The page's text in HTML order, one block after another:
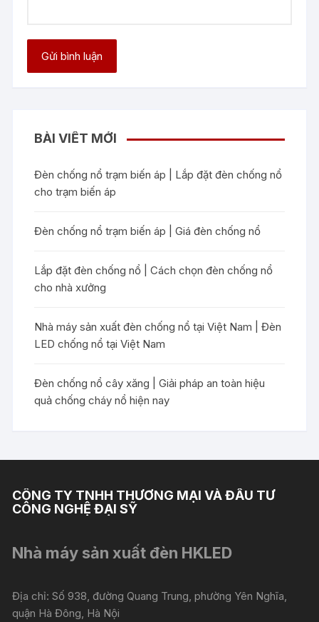
BÀI VIẾT MỚI
Đèn chống nổ trạm biến áp | Lắp đặt đèn chống nổ
cho trạm biến áp
Đèn chống nổ trạm biến áp | Giá đèn chống nổ
Lắp đặt đèn chống nổ | Cách chọn đèn chống nổ
cho nhà xưởng
Nhà máy sản xuất đèn chống nổ tại Việt Nam | Đèn
LED chống nổ tại Việt Nam
Đèn chống nổ cây xăng | Giải pháp an toàn hiệu
quả chống cháy nổ hiện nay
CÔNG TY TNHH THƯƠNG MẠI VÀ ĐẦU TƯ
CÔNG NGHỆ ĐẠI SỸ
Nhà máy sản xuất đèn HKLED
Địa chỉ: Số 938, đường Quang Trung, phường Yên Nghĩa,
quận Hà Đông, Hà Nội